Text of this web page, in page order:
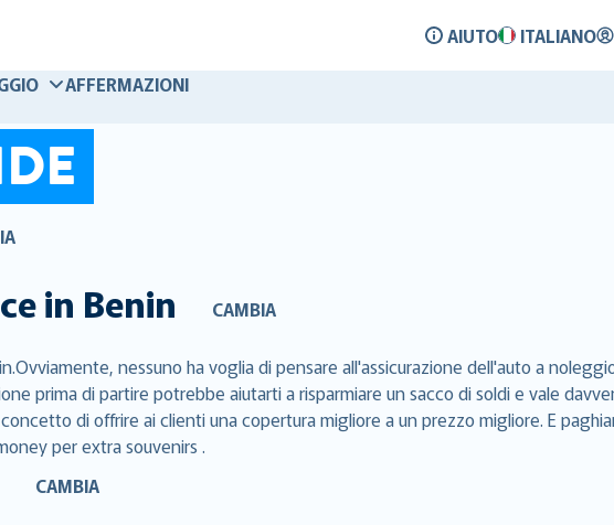
AIUTO ITALIANO
AFFERMAZIONI
in Benin CAMBIA
nessuno ha voglia di pensare all'assicurazione dell'auto a
prima di partire potrebbe aiutarti a risparmiare un sacco di soldi e vale
di offrire ai clienti una copertura migliore a un prezzo migliore. E
per extra souvenirs .
CAMBIA